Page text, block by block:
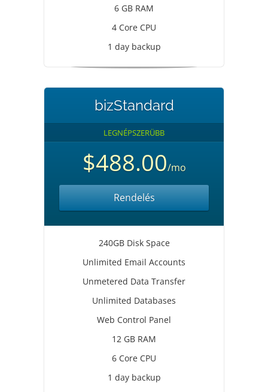
6 GB RAM
4 Core CPU
1 day backup
bizStandard
LEGNÉPSZERÜBB
$488.00/mo
Rendelés
240GB Disk Space
Unlimited Email Accounts
Unmetered Data Transfer
Unlimited Databases
Web Control Panel
12 GB RAM
6 Core CPU
1 day backup